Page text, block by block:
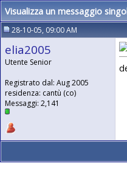
Visualizza un messaggio
28-10-05, 09:00 AM
elia2005
Utente Senior
Registrato dal: Aug 2005
residenza: cantù (co)
Messaggi: 2,141